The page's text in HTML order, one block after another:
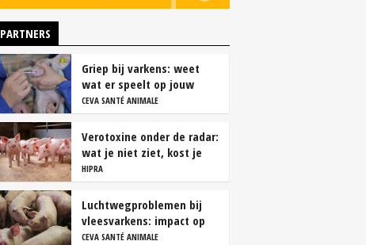
PARTNERS
Griep bij varkens: weet
wat er speelt op jouw
bedrijf
CEVA SANTÉ ANIMALE
Verotoxine onder de radar:
wat je niet ziet, kost je
wel geld
HIPRA
Luchtwegproblemen bij
vleesvarkens: impact op
karkas- en vleeskwaliteit
CEVA SANTÉ ANIMALE